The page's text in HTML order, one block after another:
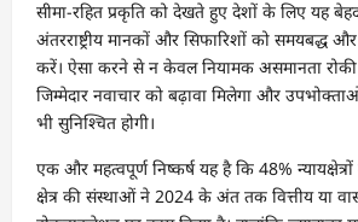
सीमा-रहित प्रकृति को देखते हुए देशों के लिए यह
अंतरराष्ट्रीय मानकों और सिफारिशों को समयबद्ध
करें। ऐसा करने से न केवल नियामक असमानता
जिम्मेदार नवाचार को बढ़ावा मिलेगा और
भी सुनिश्चित होगी।
एक और महत्वपूर्ण निष्कर्ष यह है कि 48%
क्षेत्र की संस्थाओं ने 2024 के अंत तक वित्तीय या